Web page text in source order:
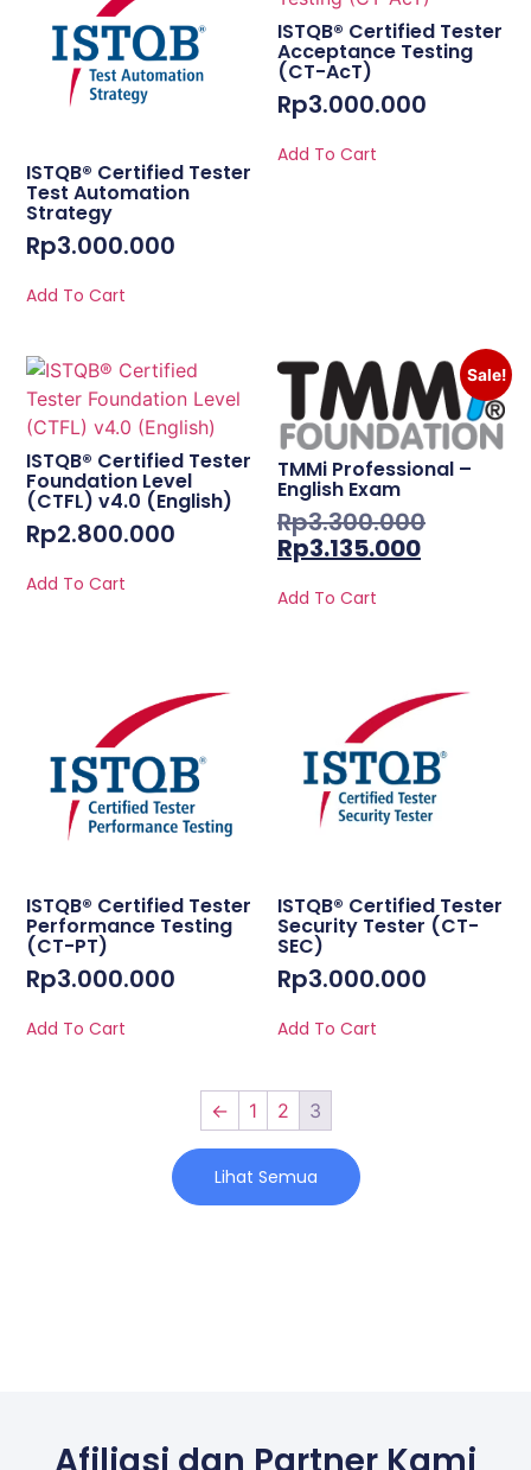
ISTQB® Certified Tester
Test Automation
Strategy
Rp3.000.000
Add To Cart
ISTQB® Certified Tester
Acceptance Testing
(CT-AcT)
Rp3.000.000
Add To Cart
ISTQB® Certified Tester
Foundation Level
(CTFL) v4.0 (English)
Rp2.800.000
Add To Cart
Sale!
TMMi Professional –
English Exam
Rp3.300.000
Rp3.135.000
Add To Cart
ISTQB® Certified Tester
Performance Testing
(CT-PT)
Rp3.000.000
Add To Cart
ISTQB® Certified Tester
Security Tester (CT-
SEC)
Rp3.000.000
Add To Cart
← 1 2 3
Lihat Semua